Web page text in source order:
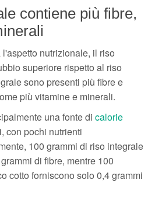
contiene più fibre,
nutrizionale, il riso
superiore rispetto al riso
sono presenti più fibre e
più vitamine e minerali.
una fonte di calorie
con pochi nutrienti
100 grammi di riso integrale
di fibre, mentre 100
cotto forniscono solo 0,4 grammi